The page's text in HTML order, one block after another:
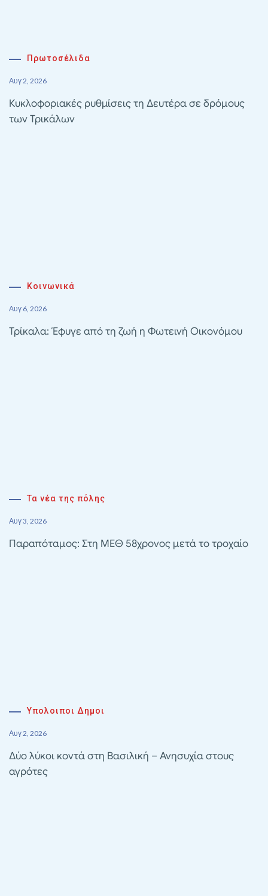
Πρωτοσέλιδα
Αυγ 2, 2026
Κυκλοφοριακές ρυθμίσεις τη Δευτέρα σε δρόμους
των Τρικάλων
Κοινωνικά
Αυγ 6, 2026
Τρίκαλα: Έφυγε από τη ζωή η Φωτεινή Οικονόμου
Τα νέα της πόλης
Αυγ 3, 2026
Παραπόταμος: Στη ΜΕΘ 58χρονος μετά το τροχαίο
Υπολοιποι Δημοι
Αυγ 2, 2026
Δύο λύκοι κοντά στη Βασιλική – Ανησυχία στους
αγρότες